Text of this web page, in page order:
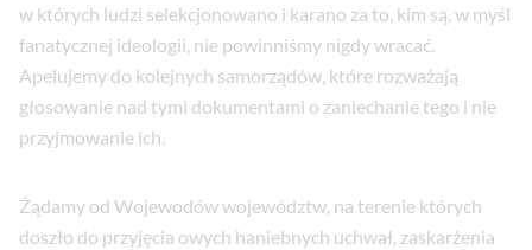
w których ludzi selekcjonowano i karano za to, kim są, w myśl
fanatycznej ideologii, nie powinniśmy nigdy wracać.
Apelujemy do kolejnych samorządów, które rozważają
głosowanie nad tymi dokumentami o zaniechanie tego i nie
przyjmowanie ich.
Żądamy od Wojewodów województw, na terenie których
doszło do przyjęcia owych haniebnych uchwał, zaskarżenia